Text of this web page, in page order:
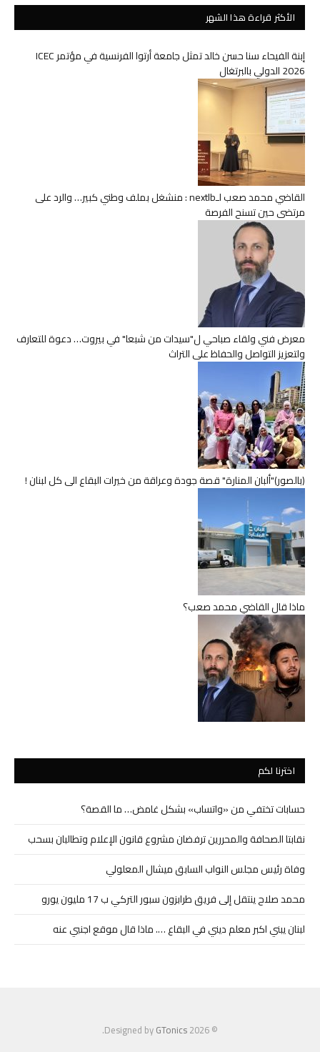
الأكثر قراءة هذا الشهر
إبنة الفيحاء سنا حسن خالد تمثل جامعة أرتوا الفرنسية في مؤتمر ICEC
2026 الدولي بالبرتغال
القاضي محمد صعب لـnextlb : منشغل بملف وطني كبير… والرد على
مرتضى حين تسنح الفرصة
معرض فني ولقاء صباحي ل"سيدات من شبعا" في بيروت… دعوة للتعارف
ولتعزيز التواصل والحفاظ على التراث
(بالصور)"ألبان المنارة" قصة جودة وعراقة من خيرات البقاع الى كل لبنان !
ماذا قال القاضي محمد صعب؟
اخترنا لكم
حسابات تختفي من «واتساب» بشكل غامض… ما القصة؟
نقابتا الصحافة والمحررين ترفضان مشروع قانون الإعلام وتطالبان بسحب
وفاة رئيس مجلس النواب السابق ميشال المعلولي
محمد صلاح ينتقل إلى فريق طرابزون سبور التركي ب 17 مليون يورو
لبنان يبني اكبر معلم ديني في البقاع …. ماذا قال موقع اجنبي عنه
© 2026 Designed by
GTonics
.